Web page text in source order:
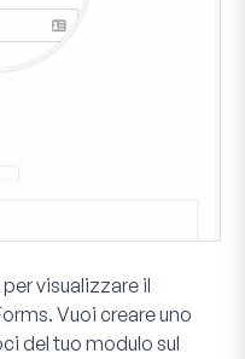
visualizzare il
Vuoi creare uno
del tuo modulo sul